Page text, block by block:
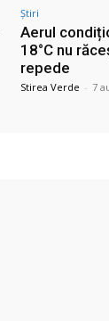
Știri
Aerul
18°C nu
repede
Stirea Verde - 7